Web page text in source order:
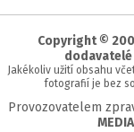
Copyright ©
dodavatelé
Jakékoliv užití obsahu
fotografií je bez
Provozovatelem